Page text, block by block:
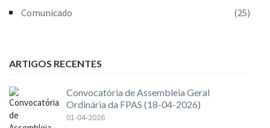
Comunicado
(25)
ARTIGOS RECENTES
Convocatória de Assembleia Geral
Ordinária da FPAS (18-04-2026)
01-04-2026